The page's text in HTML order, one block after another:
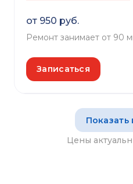
от 950 руб.
Ремонт занимает от 90
Записаться
Показать
Цены